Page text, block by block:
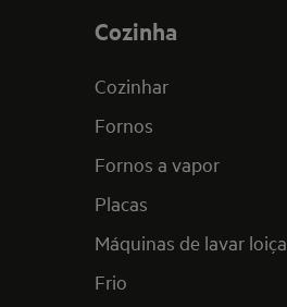
Cozinha
Cozinhar
Fornos
Fornos a vapor
Placas
Máquinas de lavar loiça
Frio